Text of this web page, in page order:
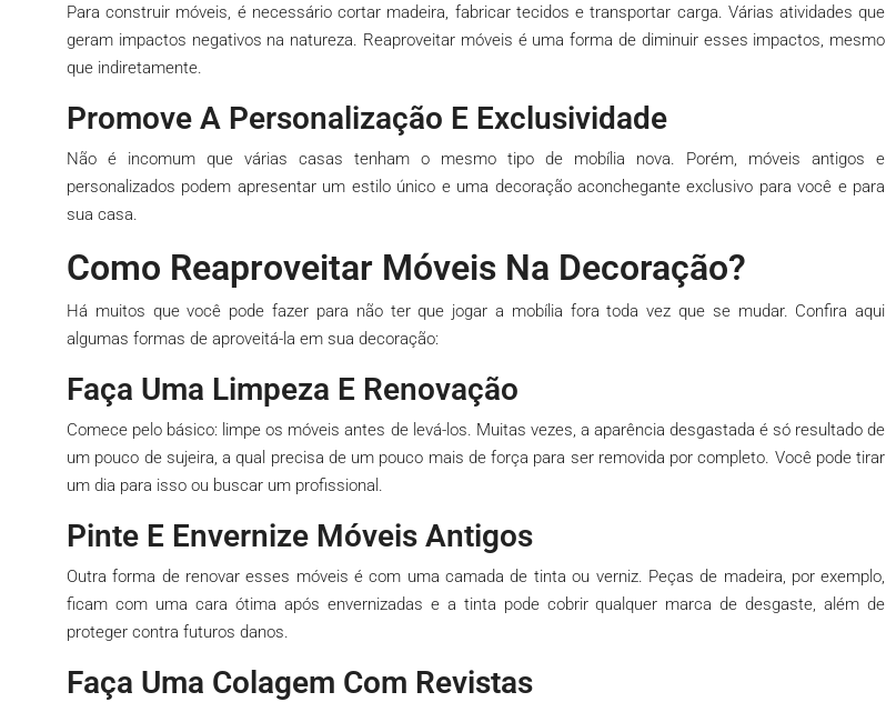
Para construir móveis, é necessário cortar madeira, fabricar tecidos e transportar carga. Várias atividades que
geram impactos negativos na natureza. Reaproveitar móveis é uma forma de diminuir esses impactos, mesmo
que indiretamente.
Promove A Personalização E Exclusividade
Não é incomum que várias casas tenham o mesmo tipo de mobília nova. Porém, móveis antigos e
personalizados podem apresentar um estilo único e uma decoração aconchegante exclusivo para você e para
sua casa.
Como Reaproveitar Móveis Na Decoração?
Há muitos que você pode fazer para não ter que jogar a mobília fora toda vez que se mudar. Confira aqui
algumas formas de aproveitá-la em sua decoração:
Faça Uma Limpeza E Renovação
Comece pelo básico: limpe os móveis antes de levá-los. Muitas vezes, a aparência desgastada é só resultado de
um pouco de sujeira, a qual precisa de um pouco mais de força para ser removida por completo. Você pode tirar
um dia para isso ou buscar um profissional.
Pinte E Envernize Móveis Antigos
Outra forma de renovar esses móveis é com uma camada de tinta ou verniz. Peças de madeira, por exemplo,
ficam com uma cara ótima após envernizadas e a tinta pode cobrir qualquer marca de desgaste, além de
proteger contra futuros danos.
Faça Uma Colagem Com Revistas